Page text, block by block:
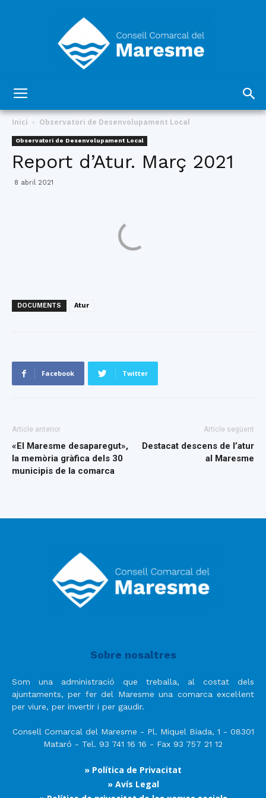
Comarcal
Inici Observatori de Desenvolupament Local
Observatori de Desenvolupament Local
Report d’Atur. Març 2021
8 abril 2021
DOCUMENTS Atur
Facebook Twitter
Article anterior
«El Maresme desaparegut»,
la memòria gràfica dels 30
municipis de la comarca
Article següent
Destacat descens de l’atur
al Maresme
Sobre nosaltres
Som una administració que treballa, al costat dels
ajuntaments, per fer del Maresme una comarca excel·lent
per viure, per invertir i per gaudir.
Consell Comarcal del Maresme - Pl. Miquel Biada, 1 - 08301
Mataró - Tel. 93 741 16 16 - Fax 93 757 21 12
» Política de Privacitat
» Avís Legal